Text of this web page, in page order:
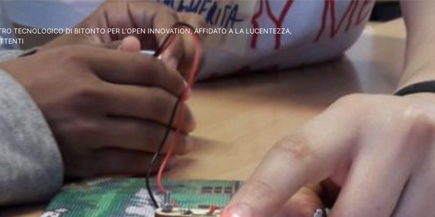
TECNOLOGICO DI BITONTO PER L’OPEN INNOVATION, AFFIDATO A LA LUCENTEZZA,